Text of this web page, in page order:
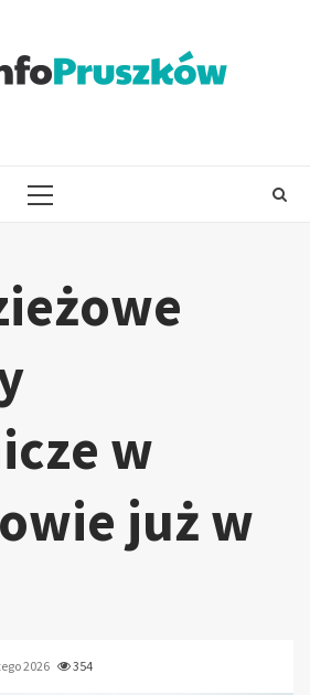
PRIMARY
w
już w
2026 354